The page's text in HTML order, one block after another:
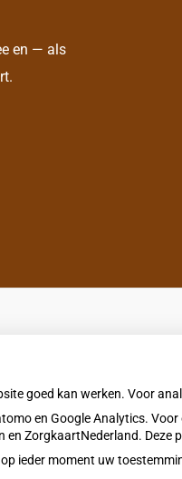
en — als
externe
goed kan werken. Voor
en Google Analytics.
ZorgkaartNederland. Deze
ieder moment uw